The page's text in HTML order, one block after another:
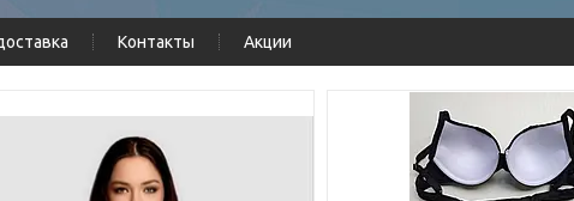
Контакты Акции